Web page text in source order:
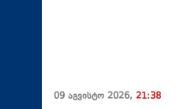
09 აგვისტო 2026, 21:38